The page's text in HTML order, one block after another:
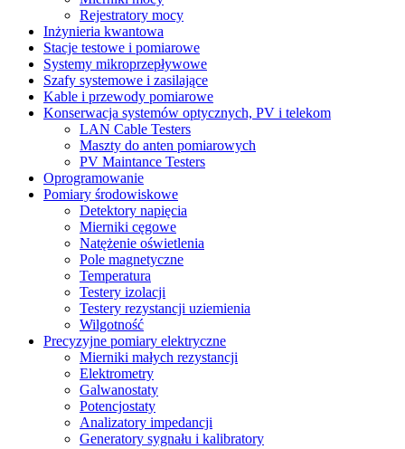
Rejestratory mocy
Inżynieria kwantowa
Stacje testowe i pomiarowe
Systemy mikroprzepływowe
Szafy systemowe i zasilające
Kable i przewody pomiarowe
Konserwacja systemów optycznych, PV i telekom
LAN Cable Testers
Maszty do anten pomiarowych
PV Maintance Testers
Oprogramowanie
Pomiary środowiskowe
Detektory napięcia
Mierniki cęgowe
Natężenie oświetlenia
Pole magnetyczne
Temperatura
Testery izolacji
Testery rezystancji uziemienia
Wilgotność
Precyzyjne pomiary elektryczne
Mierniki małych rezystancji
Elektrometry
Galwanostaty
Potencjostaty
Analizatory impedancji
Generatory sygnału i kalibratory